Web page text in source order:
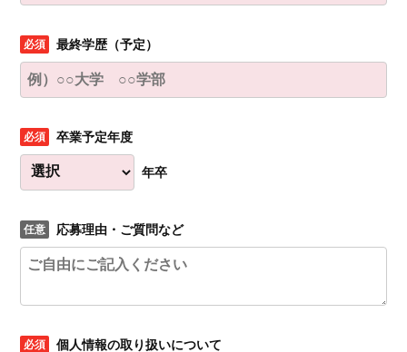
最終学歴（予定）
卒業予定年度
年卒
応募理由・ご質問など
個人情報の取り扱いについて